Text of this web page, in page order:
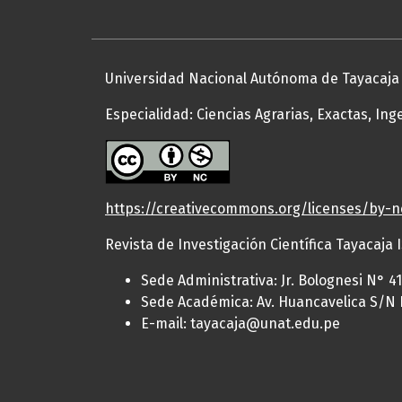
Universidad Nacional Autónoma de
Especialidad: Ciencias Agrarias, Exactas,
https://creativecommons.org/licenses/by-
Revista de Investigación Científica Tayacaja
Sede Administrativa: Jr. Bolognesi N°
Sede Académica: Av. Huancavelica S/
E-mail: tayacaja@unat.edu.pe